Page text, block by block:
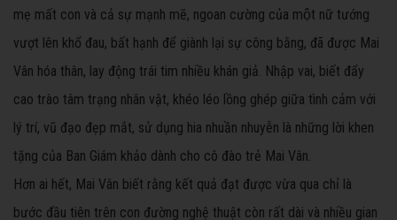
mẹ mất con và cả sự mạnh mẽ, ngoan cường của một nữ tướng
vượt lên khổ đau, bất hạnh để giành lại sự công bằng, đã được Mai
Vân hóa thân, lay động trái tim nhiều khán giả. Nhập vai, biết đẩy
cao trào tâm trạng nhân vật, khéo léo lồng ghép giữa tình cảm với
lý trí, vũ đạo đẹp mắt, sử dụng hia nhuần nhuyễn là những lời khen
tặng của Ban Giám khảo dành cho cô đào trẻ Mai Vân.
Hơn ai hết, Mai Vân biết rằng kết quả đạt được vừa qua chỉ là
bước đầu tiên trên con đường nghệ thuật còn rất dài và nhiều gian